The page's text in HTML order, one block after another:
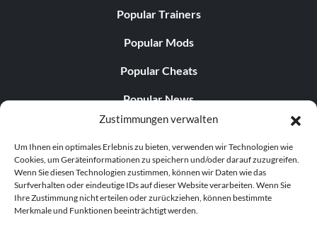
Zustimmungen verwalten
Um Ihnen ein optimales Erlebnis zu bieten, verwenden wir Technologien wie
Cookies, um Geräteinformationen zu speichern und/oder darauf zuzugreifen.
Wenn Sie diesen Technologien zustimmen, können wir Daten wie das
Surfverhalten oder eindeutige IDs auf dieser Website verarbeiten. Wenn Sie
Ihre Zustimmung nicht erteilen oder zurückziehen, können bestimmte
Merkmale und Funktionen beeinträchtigt werden.
Popular Trainers
Popular Mods
Popular Cheats
Popular News
Popular Editorials
Popular Free Games
LATEST UPDATES